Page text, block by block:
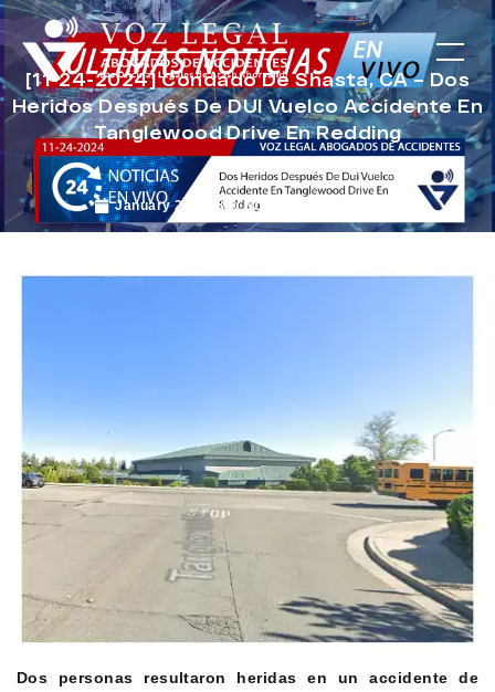
[11-24-2024] Condado De Shasta, CA – Dos
Heridos Después De DUI Vuelco Accidente En
Tanglewood Drive En Redding
January 2, 2025 Noticias de Accidentes
Dos personas resultaron heridas en un accidente de